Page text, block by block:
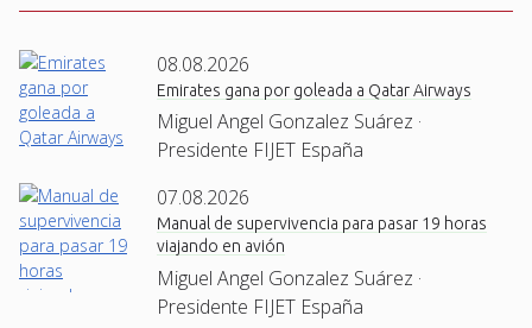
08.08.2026
Emirates gana por goleada a Qatar Airways
Miguel Angel Gonzalez Suárez ·
Presidente FIJET España
07.08.2026
Manual de supervivencia para pasar 19 horas
viajando en avión
Miguel Angel Gonzalez Suárez ·
Presidente FIJET España